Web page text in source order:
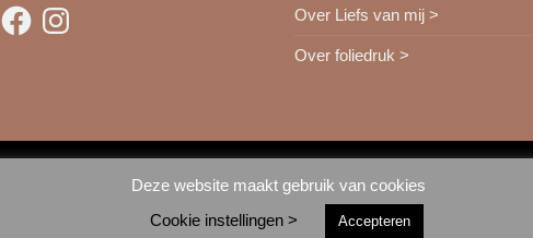
FacebookInstagram Over Liefs van mij >
Over foliedruk >
IDeal
ALGEMENE VOORWAARDEN > PRIVACYVERKLARING >
Deze website maakt gebruik van cookies
Cookie instellingen >
Accepteren